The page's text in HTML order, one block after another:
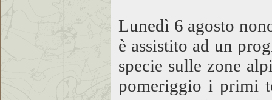
Lunedì 6 agosto
è assistito ad un
specie sulle zone
pomeriggio i primi